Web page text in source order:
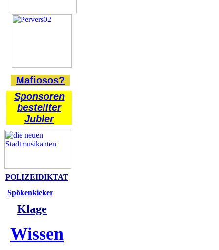
Mafiosos?
Sponsoren
bestellter
Jubler
POLIZEIDIKTAT
Spökenkieker
Klage
Wissen